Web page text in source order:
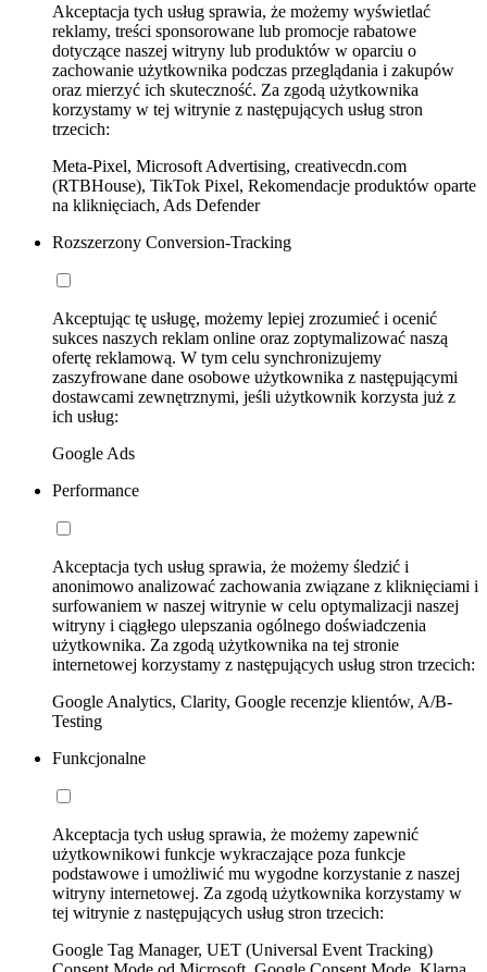
Akceptacja tych usług sprawia, że możemy wyświetlać
reklamy, treści sponsorowane lub promocje rabatowe
dotyczące naszej witryny lub produktów w oparciu o
zachowanie użytkownika podczas przeglądania i zakupów
oraz mierzyć ich skuteczność. Za zgodą użytkownika
korzystamy w tej witrynie z następujących usług stron
trzecich:
Meta-Pixel, Microsoft Advertising, creativecdn.com
(RTBHouse), TikTok Pixel, Rekomendacje produktów oparte
na kliknięciach, Ads Defender
Rozszerzony Conversion-Tracking
Akceptując tę usługę, możemy lepiej zrozumieć i ocenić
sukces naszych reklam online oraz zoptymalizować naszą
ofertę reklamową. W tym celu synchronizujemy
zaszyfrowane dane osobowe użytkownika z następującymi
dostawcami zewnętrznymi, jeśli użytkownik korzysta już z
ich usług:
Google Ads
Performance
Akceptacja tych usług sprawia, że możemy śledzić i
anonimowo analizować zachowania związane z kliknięciami i
surfowaniem w naszej witrynie w celu optymalizacji naszej
witryny i ciągłego ulepszania ogólnego doświadczenia
użytkownika. Za zgodą użytkownika na tej stronie
internetowej korzystamy z następujących usług stron trzecich:
Google Analytics, Clarity, Google recenzje klientów, A/B-
Testing
Funkcjonalne
Akceptacja tych usług sprawia, że możemy zapewnić
użytkownikowi funkcje wykraczające poza funkcje
podstawowe i umożliwić mu wygodne korzystanie z naszej
witryny internetowej. Za zgodą użytkownika korzystamy w
tej witrynie z następujących usług stron trzecich:
Google Tag Manager, UET (Universal Event Tracking)